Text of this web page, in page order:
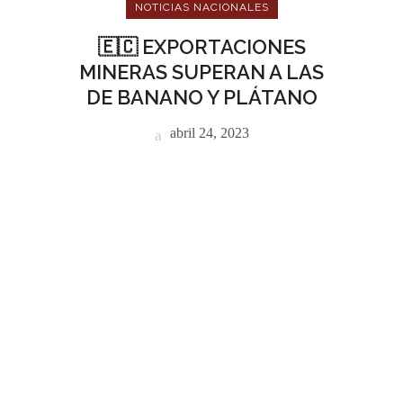
NOTICIAS NACIONALES
🇪🇨 EXPORTACIONES
MINERAS SUPERAN A LAS
DE BANANO Y PLÁTANO
abril 24, 2023